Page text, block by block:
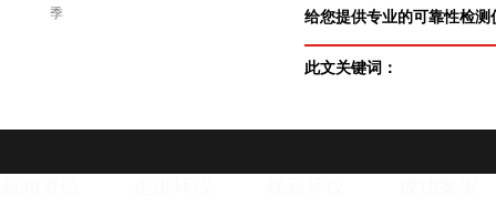
季
给您提供专业的可靠性检测
此文关键词：